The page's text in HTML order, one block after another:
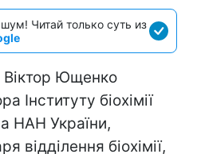
Читай только суть из
Віктор Ющенко
Інституту біохімії
НАН України,
відділення біохімії,